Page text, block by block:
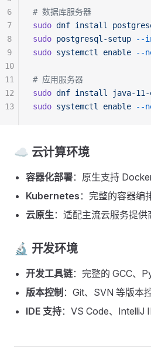
# 数据库服务器
sudo dnf install
sudo postgresql-setup --
sudo systemctl enable --
# 应用服务器
sudo dnf install java-11-
sudo systemctl enable --
6
7
8
9
10
11
12
13
☁️ 云计算环境
容器化部署：原生支持
Kubernetes ：完整的容器编
云原生：适配主流云服务提供
🔬 开发环境
开发工具链：完整的 GCC、
版本控制 ：Git、SVN 等版本
IDE 支持：VS Code、IntelliJ